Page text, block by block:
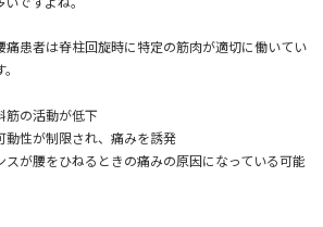
患者は脊柱回旋時に特定の筋肉が適切に働いてい
筋の活動が低下
動性が制限され、痛みを誘発
が腰をひねるときの痛みの原因になっている可能